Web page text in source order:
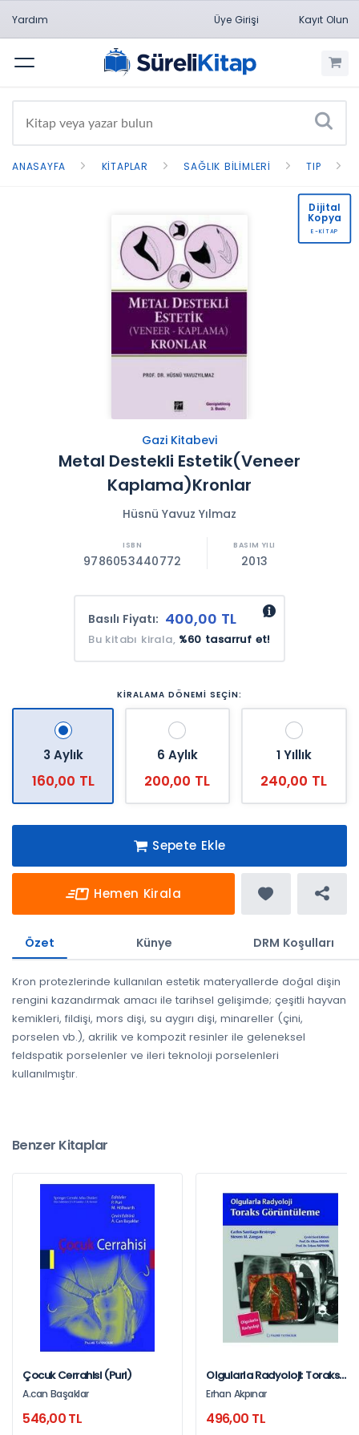
Yardım Üye Girişi Kayıt Olun
Menü
ANASAYFA KITAPLAR SAĞLIK BILIMLERI TIP
Gazi Kitabevi
Metal Destekli Estetik(Veneer
Kaplama)Kronlar
Hüsnü Yavuz Yılmaz
9786053440772 2013
Basılı Fiyatı: 400,00 TL
Bu kitabı kirala, %60 tasarruf et!
KİRALAMA DÖNEMİ SEÇİN:
3 Aylık
160,00 TL
6 Aylık
200,00 TL
1 Yıllık
240,00 TL
Sepete Ekle
Hemen Kirala
Özet Künye DRM Koşulları
Kron protezlerinde kullanılan estetik materyallerde doğal dişin
rengini kazandırmak amacı ile tarihsel gelişimde; çeşitli hayvan
kemikleri, fildişi, mors dişi, su aygırı dişi, minareller (çini,
porselen vb.), akrilik ve kompozit resinler ile geleneksel
feldspatik porselenler ve ileri teknoloji porselenleri
kullanılmıştır.
Dijital
Kopya
E-KİTAP
Benzer Kitaplar
Çocuk Cerrahisi (Puri)
A.can Başaklar
546,00 TL
Olgularla Radyoloji: Toraks
Görüntüleme
Erhan Akpınar
496,00 TL